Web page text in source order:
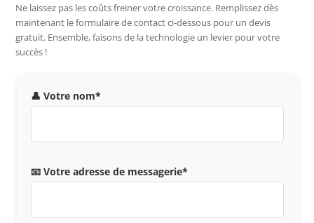
Ne laissez pas les coûts freiner votre croissance. Remplissez dès
maintenant le formulaire de contact ci-dessous pour un devis
gratuit. Ensemble, faisons de la technologie un levier pour votre
succès !
👤 Votre nom*
📧 Votre adresse de messagerie*